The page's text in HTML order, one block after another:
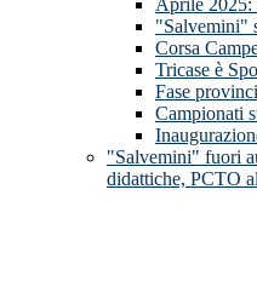
Aprile 2025:
"Salvemini"
Corsa
Tricase è
Fase
Campionati
"Salvemini" fuori
didattiche, PCTO